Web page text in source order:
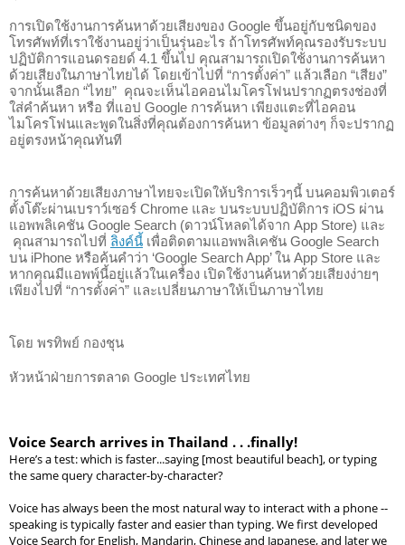
การเปิดใช้งานการค้นหาด้วยเสียงของ Google ขึ้นอยู่กับชนิดของ
โทรศัพท์ที่เราใช้งานอยู่ว่าเป็นรุ่นอะไร ถ้าโทรศัพท์คุณรองรับระบบ
ปฏิบัติการแอนดรอยด์ 4.1 ขึ้นไป คุณสามารถเปิดใช้งานการค้นหา
ด้วยเสียงในภาษาไทยได้ โดยเข้าไปที่ “การตั้งค่า” แล้วเลือก “เสียง”
จากนั้นเลือก “ไทย”  คุณจะเห็นไอคอนไมโครโฟนปรากฏตรงช่องที่
ใส่คำค้นหา หรือ ที่แอป Google การค้นหา เพียงแตะที่ไอคอน
ไมโครโฟนและพูดในสิ่งที่คุณต้องการค้นหา ข้อมูลต่างๆ ก็จะปรากฏ
อยู่ตรงหน้าคุณทันที
การค้นหาด้วยเสียงภาษาไทยจะเปิดให้บริการเร็วๆนี้ บนคอมพิวเตอร์
ตั้งโต๊ะผ่านเบราว์เซอร์ Chrome และ บนระบบปฏิบัติการ iOS ผ่าน
แอพพลิเคชัน Google Search (ดาวน์โหลดได้จาก App Store) และ
คุณสามารถไปที่ ลิงค์นี้ เพื่อติดตามแอพพลิเคชัน Google Search
บน iPhone หรือค้นคำว่า ‘Google Search App’ ใน App Store และ
หากคุณมีแอพพ์นี้อยู่เเล้วในเครื่อง เปิดใช้งานค้นหาด้วยเสียงง่ายๆ
เพียงไปที่ “การตั้งค่า” และเปลี่ยนภาษาให้เป็นภาษาไทย
โดย พรทิพย์ กองชุน
หัวหน้าฝ่ายการตลาด Google ประเทศไทย
Voice Search arrives in Thailand . . .finally!
Here’s a test: which is faster...saying [most beautiful beach], or typing
the same query character-by-character?
Voice has always been the most natural way to interact with a phone --
speaking is typically faster and easier than typing. We first developed
Voice Search for English, Mandarin, Chinese and Japanese, and later we